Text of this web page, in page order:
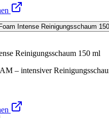
Intense Reinigungsschaum
Reinigungsschaum 150 ml
– intensiver